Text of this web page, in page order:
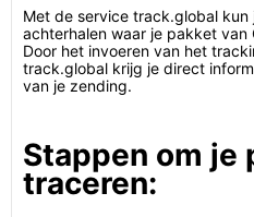
Met de service track.global kun
achterhalen waar je pakket
Door het invoeren van het
track.global krijg je direct
van je zending.
Stappen om je
traceren: